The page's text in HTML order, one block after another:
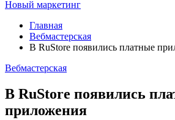
Новый маркетинг
Главная
Вебмастерская
В RuStore появились платные
Вебмастерская
В RuStore появились
приложения